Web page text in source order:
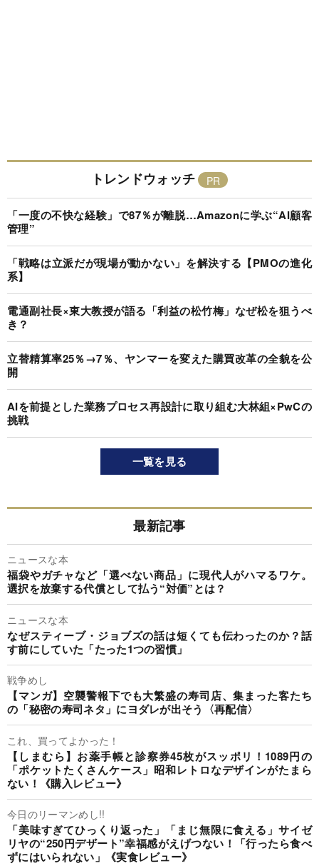
トレンドウォッチ
「一度の不快な経験」で87％が離脱…Amazonに学ぶ“AI顧客
管理”
「戦略は立派だが現場が動かない」を解決する【PMOの進化
系】
電通副社長×東大教授が語る「利益の松竹梅」なぜ松を狙うべ
き？
立替精算率25％→7％、ヤンマーを変えた購買改革の全貌を公
開
AIを前提とした業務プロセス再設計に取り組む大林組×PwCの
挑戦
一覧を見る
最新記事
ニュースな本
福袋やガチャなど「選べない商品」に現代人がハマるワケ。
選択を放棄する代償として払う“対価”とは？
ニュースな本
なぜスティーブ・ジョブズの話は短くても伝わったのか？話
す前にしていた「たった1つの習慣」
戦争めし
【マンガ】空襲警報下でも大繁盛の寿司店、集まった客たち
の「秘密の寿司ネタ」にヨダレが出そう〈再配信〉
これ、買ってよかった！
【しまむら】お薬手帳と診察券45枚がスッポリ！1089円の
「ポケットたくさんケース」昭和レトロなデザインがたまら
ない！《購入レビュー》
今日のリーマンめし!!
「美味すぎてひっくり返った」「まじ無限に食える」サイゼ
リヤの“250円デザート”幸福感がえげつない！「行ったら食べ
ずにはいられない」《実食レビュー》